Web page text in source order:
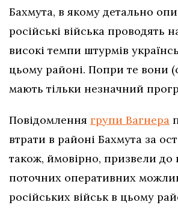
Бахмута, в якому детально
російські війська проводять
високі темпи штурмів
цьому районі. Попри те вони
мають тільки незначний
Повідомлення групи Вагнера
втрати в районі Бахмута за
також, ймовірно, призвели
поточних оперативних
російських військ в цьому